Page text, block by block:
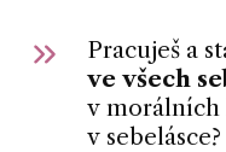
Pracuješ a
ve všech
v morálních
v sebelásce?